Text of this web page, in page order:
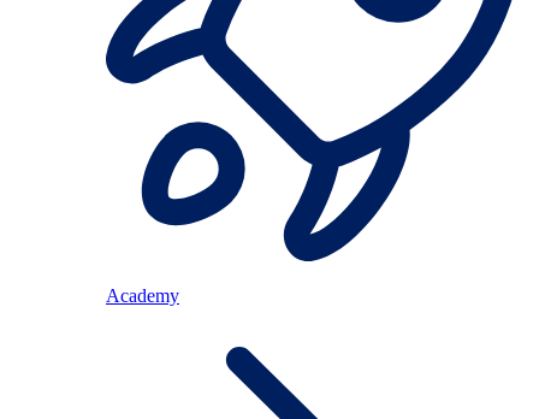
Academy